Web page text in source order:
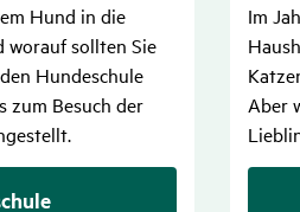
Hund in die
worauf sollten Sie
Hundeschule
zum Besuch der
Im
Aber